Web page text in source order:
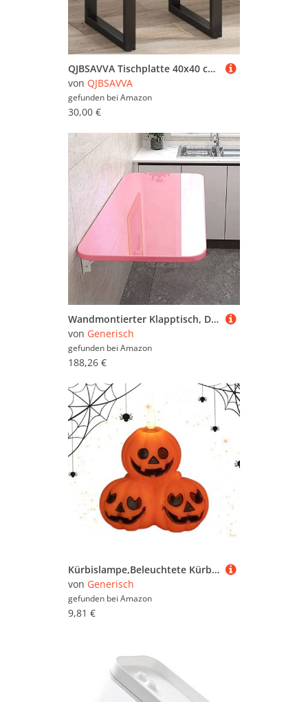
QJBSAVVA Tischplatte 40x40 cm Massivholz Kiefer Unbehandelt Rustic Tabletop, für Beistelltisch Bistro Outdoor Balkon und Home Office Küche
von QJBSAVVA
gefunden bei Amazon
30,00 €
Wandmontierter Klapptisch, Drop-Leaf Computertisch, platzsparender Esstisch für Home Office und Küche, vielseitige schwimmende Werkbank
von Generisch
gefunden bei Amazon
188,26 €
Kürbislampe,Beleuchtete Kürbisse Indoor Schreibtischlampe - Gruselige Partydekoration Für Kamin Indoor Tisch,Für Kamin Schreibtisch Schlafzimmer Büro Wohnzimmer Schule Außenbereich
von Generisch
gefunden bei Amazon
9,81 €